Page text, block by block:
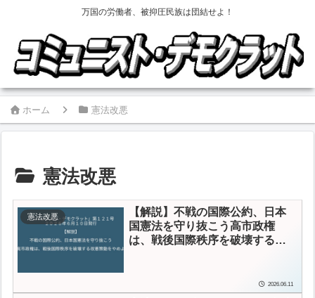
万国の労働者、被抑圧民族は団結せよ！
ホーム 憲法改悪
憲法改悪
憲法改悪 【解説】 不戦の国際公約、日本
国憲法を守り抜こう高市政権
は、戦後国際秩序を破壊する改
2026.06.11